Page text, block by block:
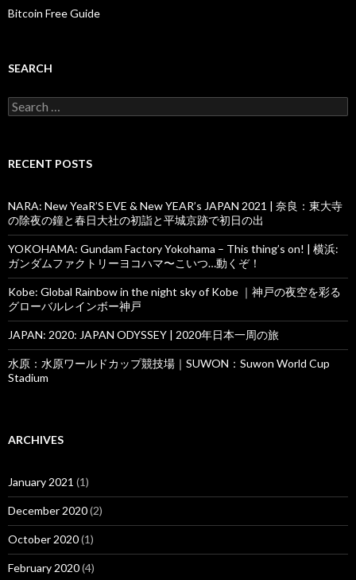
Bitcoin Free Guide
SEARCH
Search
for:
RECENT POSTS
NARA: New YeaR’S EVE & New YEAR’s JAPAN 2021 | 奈良：東大寺
の除夜の鐘と春日大社の初詣と平城京跡で初日の出
YOKOHAMA: Gundam Factory Yokohama – This thing’s on! | 横浜:
ガンダムファクトリーヨコハマ〜こいつ…動くぞ！
Kobe: Global Rainbow in the night sky of Kobe ｜神戸の夜空を彩る
グローバルレインボー神戸
JAPAN: 2020: JAPAN ODYSSEY | 2020年日本一周の旅
水原：水原ワールドカップ競技場｜SUWON：Suwon World Cup
Stadium
ARCHIVES
January 2021 (1)
December 2020(2)
October 2020(1)
February 2020(4)